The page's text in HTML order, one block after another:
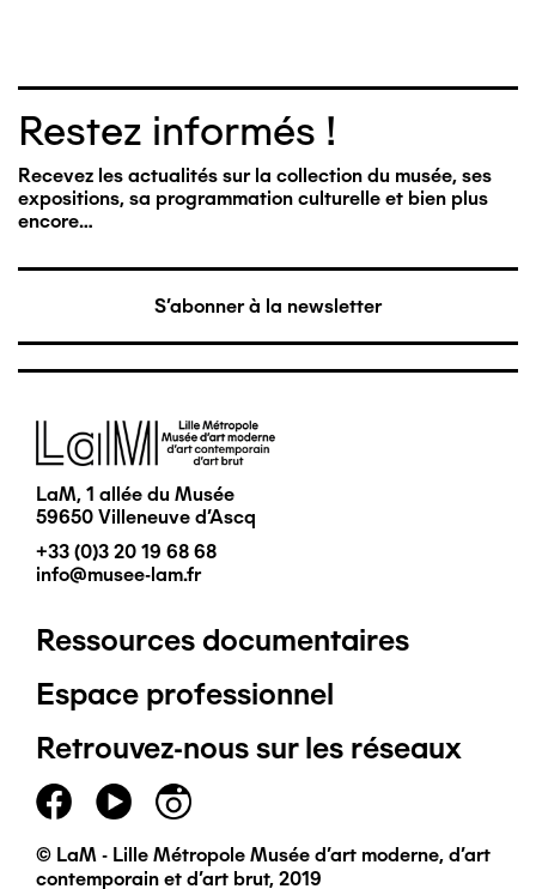
Restez informés !
Recevez les actualités sur la collection du musée, ses
expositions, sa programmation culturelle et bien plus
encore…
S'abonner à la newsletter
Image
LaM, 1 allée du Musée
59650 Villeneuve d'Ascq
+33 (0)3 20 19 68 68
info@musee-lam.fr
Pied
de
page
principal
Ressources documentaires
Espace professionnel
Retrouvez-nous sur les réseaux
© LaM - Lille Métropole Musée d'art moderne, d'art
contemporain et d'art brut, 2019